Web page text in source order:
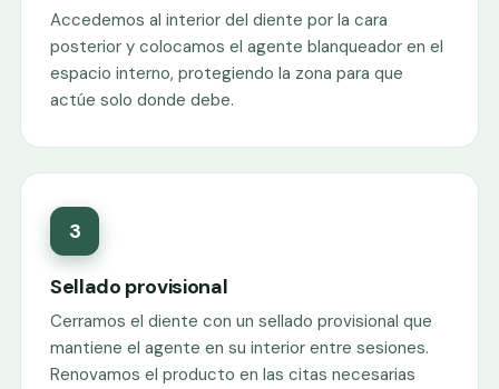
Accedemos al interior del diente por la cara
posterior y colocamos el agente blanqueador en el
espacio interno, protegiendo la zona para que
actúe solo donde debe.
3
Sellado provisional
Cerramos el diente con un sellado provisional que
mantiene el agente en su interior entre sesiones.
Renovamos el producto en las citas necesarias